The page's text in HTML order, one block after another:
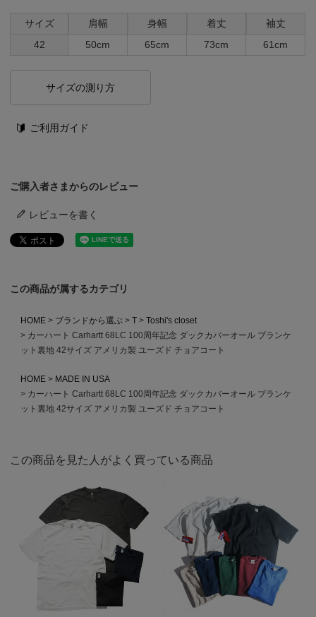
サイズ 肩幅 身幅 着丈
袖丈
42
50cm 65cm 73cm 61cm
サイズの測り方
ご利用ガイド
ご購入者さまからのレビュー
レビューを書く
この商品が属するカテゴリ
HOME ブランドから選ぶ T
Toshi's closet
カーハート Carhartt 68LC 100周年記念 ダックカバーオール ブランケ
ット裏地 42サイズ アメリカ製 ユーズド チョアコート
HOME
MADE IN USA
カーハート Carhartt 68LC 100周年記念 ダックカバーオール ブランケ
ット裏地 42サイズ アメリカ製 ユーズド チョアコート
この商品を見た人がよく買っている商品